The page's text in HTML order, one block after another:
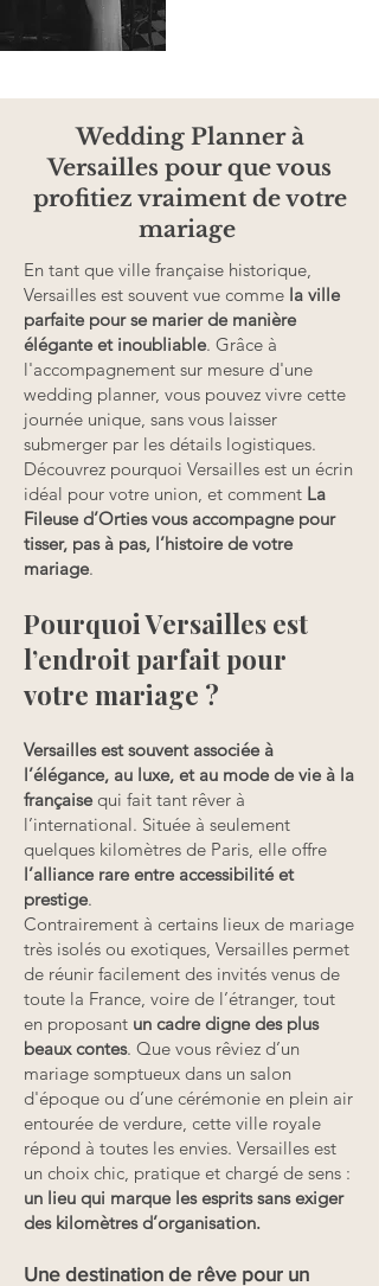
Wedding Planner à
Versailles pour que vous
profitiez vraiment de votre
mariage
En tant que ville française historique,
Versailles est souvent vue comme la ville
parfaite pour se marier de manière
élégante et inoubliable. Grâce à
l'accompagnement sur mesure d'une
wedding planner, vous pouvez vivre cette
journée unique, sans vous laisser
submerger par les détails logistiques.
Découvrez pourquoi Versailles est un écrin
idéal pour votre union, et comment La
Fileuse d’Orties vous accompagne pour
tisser, pas à pas, l’histoire de votre
mariage.
Pourquoi Versailles est
l’endroit parfait pour
votre mariage ?
Versailles est souvent associée à
l’élégance, au luxe, et au mode de vie à la
française qui fait tant rêver à
l’international. Située à seulement
quelques kilomètres de Paris, elle offre
l’alliance rare entre accessibilité et
prestige.
Contrairement à certains lieux de mariage
très isolés ou exotiques, Versailles permet
de réunir facilement des invités venus de
toute la France, voire de l’étranger, tout
en proposant un cadre digne des plus
beaux contes. Que vous rêviez d’un
mariage somptueux dans un salon
d'époque ou d’une cérémonie en plein air
entourée de verdure, cette ville royale
répond à toutes les envies. Versailles est
un choix chic, pratique et chargé de sens :
un lieu qui marque les esprits sans exiger
des kilomètres d’organisation.
Une destination de rêve pour un